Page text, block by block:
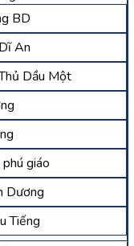
BD
An
Dầu Một
giáo
Dương
Tiếng